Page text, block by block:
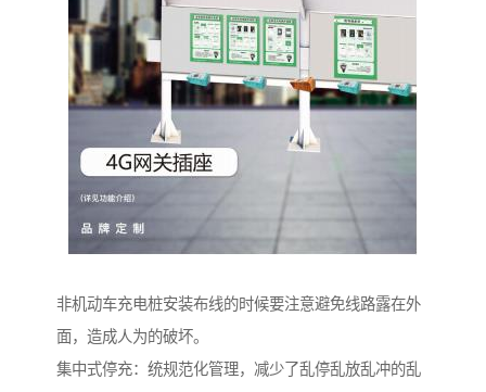
非机动车充电桩安装布线的时候要注意避免线路露在外
面，造成人为的破坏。
集中式停充：统规范化管理，减少了乱停乱放乱冲的乱